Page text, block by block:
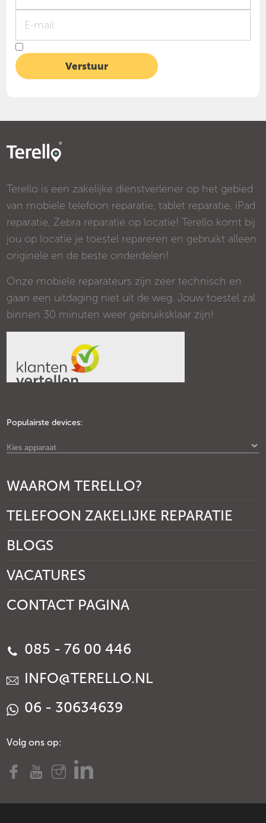
Terello is een zakelijke dienstverlener op het gebied
van mobiele telefoon reparatie, tablet reparatie, iPad
reparatie, Zebra reparatie op locatie! Terello komt bij
jou op locatie je toestel repareren en gebruikt alleen
originele en de beste onderdelen!
Onze mobiele reparateurs zijn zeer technisch en
gaan een uitdaging niet uit de weg. Jouw toestel zal
binnen 30 minuten weer gebruiksklaar zijn!
Populairste devices:
Kies apparaat
WAAROM TERELLO?
TELEFOON ZAKELIJKE REPARATIE
BLOGS
VACATURES
CONTACT PAGINA
085 - 76 00 446
INFO@TERELLO.NL
06 - 30634639
Volg ons op: